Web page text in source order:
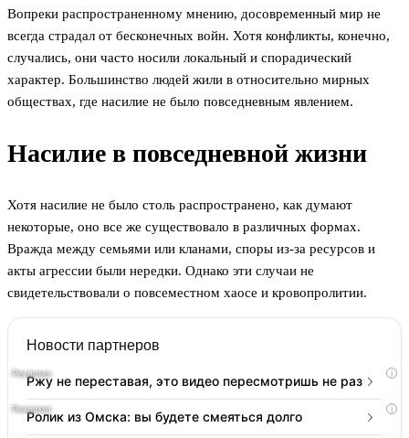
Вопреки распространенному мнению, досовременный мир не
всегда страдал от бесконечных войн. Хотя конфликты, конечно,
случались, они часто носили локальный и спорадический
характер. Большинство людей жили в относительно мирных
обществах, где насилие не было повседневным явлением.
Насилие в повседневной жизни
Хотя насилие не было столь распространено, как думают
некоторые, оно все же существовало в различных формах.
Вражда между семьями или кланами, споры из-за ресурсов и
акты агрессии были нередки. Однако эти случаи не
свидетельствовали о повсеместном хаосе и кровопролитии.
Новости партнеров
i
Ржу не переставая, это видео пересмотришь не раз
i
Ролик из Омска: вы будете смеяться долго